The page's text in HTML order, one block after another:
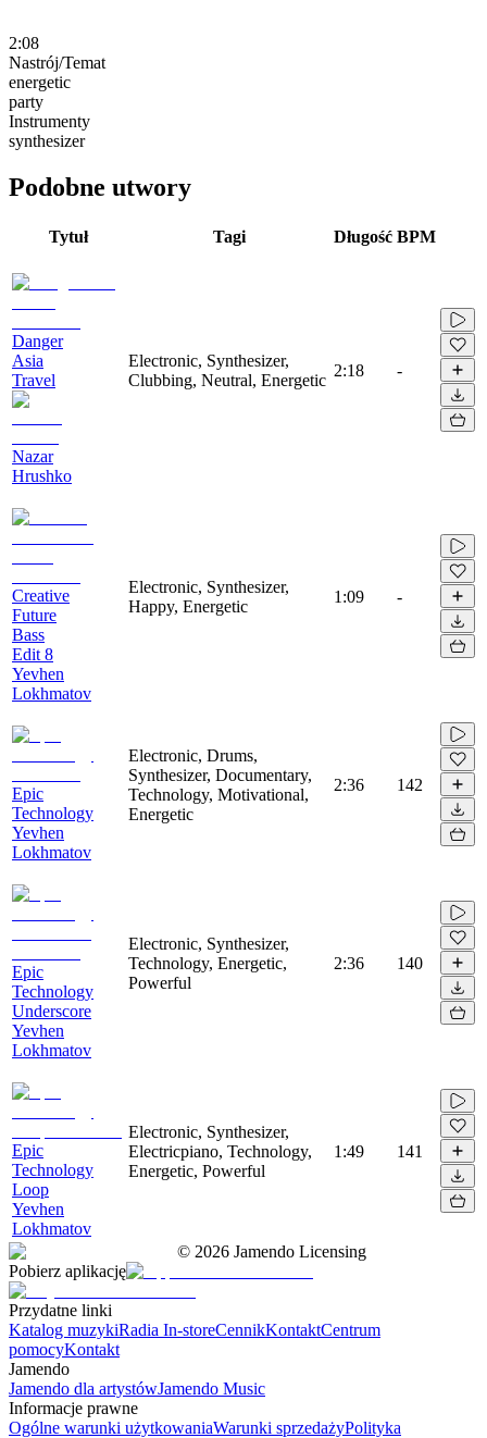
2:08
Nastrój/Temat
energetic
party
Instrumenty
synthesizer
Podobne utwory
Tytuł Tagi Długość BPM
Danger
Asia
Travel
Nazar
Hrushko
Electronic, Synthesizer,
Clubbing, Neutral, Energetic
2:18 -
Creative
Future
Bass
Edit 8
Yevhen
Lokhmatov
Electronic, Synthesizer,
Happy, Energetic
1:09 -
Epic
Technology
Yevhen
Lokhmatov
Electronic, Drums,
Synthesizer, Documentary,
Technology, Motivational,
Energetic
2:36 142
Epic
Technology
Underscore
Yevhen
Lokhmatov
Electronic, Synthesizer,
Technology, Energetic,
Powerful
2:36 140
Epic
Technology
Loop
Yevhen
Lokhmatov
Electronic, Synthesizer,
Electricpiano, Technology,
Energetic, Powerful
1:49 141
© 2026 Jamendo Licensing
Pobierz aplikację
Przydatne linki
Katalog muzykiRadia In-storeCennikKontaktCentrum
pomocyKontakt
Jamendo
Jamendo dla artystówJamendo Music
Informacje prawne
Ogólne warunki użytkowaniaWarunki sprzedażyPolityka